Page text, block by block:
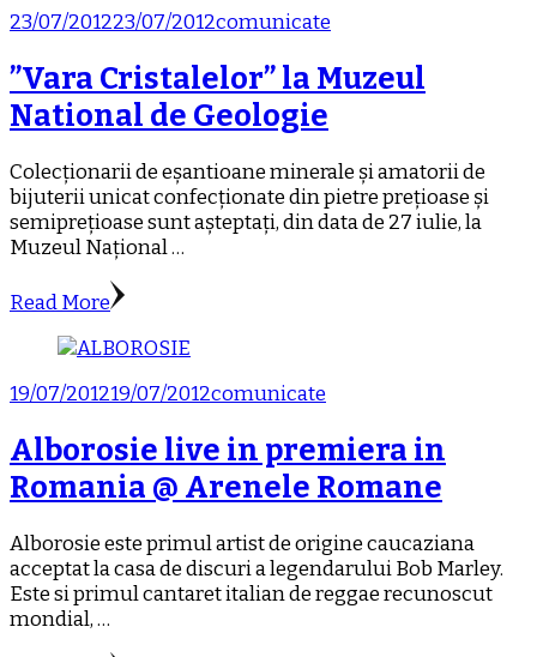
23/07/201223/07/2012comunicate
”Vara Cristalelor” la Muzeul
National de Geologie
Colecționarii de eșantioane minerale și amatorii de
bijuterii unicat confecționate din pietre prețioase și
semiprețioase sunt așteptați, din data de 27 iulie, la
Muzeul Național …
Read More
19/07/201219/07/2012comunicate
Alborosie live in premiera in
Romania @ Arenele Romane
Alborosie este primul artist de origine caucaziana
acceptat la casa de discuri a legendarului Bob Marley.
Este si primul cantaret italian de reggae recunoscut
mondial, …